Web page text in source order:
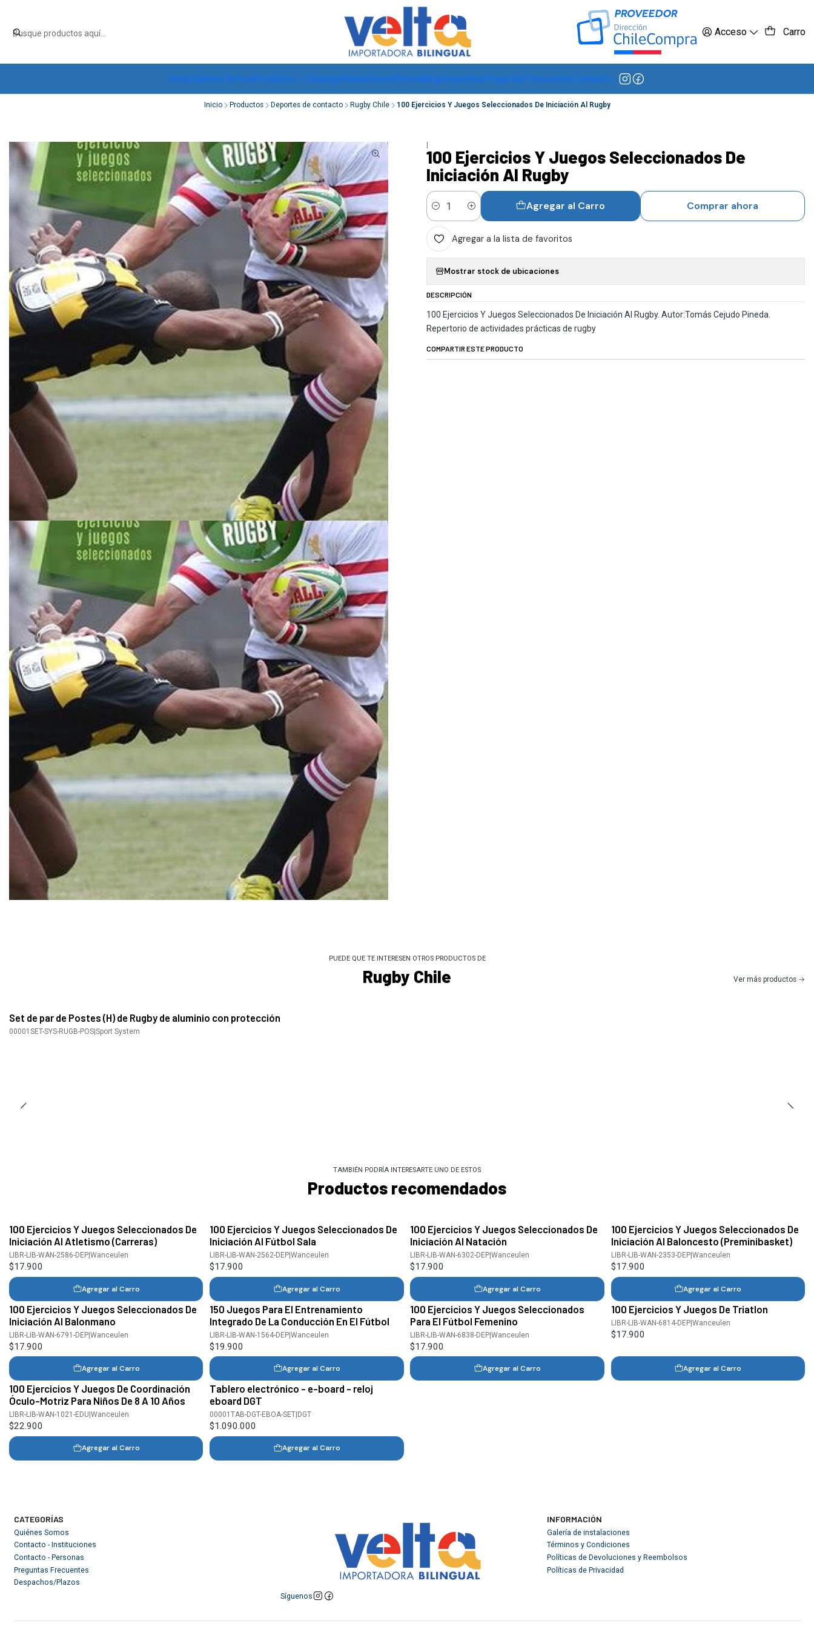
Acceso Carro
InicioQuiénes SomosProductos CatalogoInstalacionesPrensaBlogDespachosPreguntas FrecuentesContacto
Envíos a todo Chile, RM de 1 a 3 días hábiles, regiones -
Inicio Productos Deportes de contacto Rugby Chile 100 Ejercicios Y Juegos Seleccionados De Iniciación Al Rugby
|
100 Ejercicios Y Juegos Seleccionados De
Iniciación Al Rugby
Cantidad Agregar al Carro Comprar ahora
Agregar a la lista de favoritos
Mostrar stock de ubicaciones
DESCRIPCIÓN
100 Ejercicios Y Juegos Seleccionados De Iniciación Al Rugby. Autor:Tomás Cejudo Pineda.
Repertorio de actividades prácticas de rugby
COMPARTIR ESTE PRODUCTO
PUEDE QUE TE INTERESEN OTROS PRODUCTOS DE
Rugby Chile Ver más productos
Set de par de Postes (H) de Rugby de aluminio con protección
00001SET-SYS-RUGB-POS| Sport System
TAMBIÉN PODRÍA INTERESARTE UNO DE ESTOS
Productos recomendados
100 Ejercicios Y Juegos Seleccionados De
Iniciación Al Atletismo (Carreras)
LIBR-LIB-WAN-2586-DEP| Wanceulen
$17.900
Agregar al Carro
100 Ejercicios Y Juegos Seleccionados De
Iniciación Al Fútbol Sala
LIBR-LIB-WAN-2562-DEP| Wanceulen
$17.900
Agregar al Carro
100 Ejercicios Y Juegos Seleccionados De
Iniciación Al Natación
LIBR-LIB-WAN-6302-DEP |Wanceulen
$17.900
Agregar al Carro
100 Ejercicios Y Juegos Seleccionados De
Iniciación Al Baloncesto (Preminibasket)
LIBR-LIB-WAN-2353-DEP| Wanceulen
$17.900
Agregar al Carro
100 Ejercicios Y Juegos Seleccionados De
Iniciación Al Balonmano
LIBR-LIB-WAN-6791-DEP|Wanceulen
$17.900
Agregar al Carro
150 Juegos Para El Entrenamiento
Integrado De La Conducción En El Fútbol
LIBR-LIB-WAN-1564-DEP|Wanceulen
$19.900
Agregar al Carro
100 Ejercicios Y Juegos Seleccionados
Para El Fútbol Femenino
LIBR-LIB-WAN-6838-DEP|Wanceulen
$17.900
Agregar al Carro
100 Ejercicios Y Juegos De Triatlon
LIBR-LIB-WAN-6814-DEP|Wanceulen
$17.900
Agregar al Carro
100 Ejercicios Y Juegos De Coordinación
Óculo-Motriz Para Niños De 8 A 10 Años
LIBR-LIB-WAN-1021-EDU Wanceulen
$22.900
Agregar al Carro
Tablero electrónico - e-board - reloj
eboard DGT
00001TAB-DGT-EBOA-SET| DGT
$1.090.000
Agregar al Carro
CATEGORÍAS
Quiénes Somos
Contacto - Instituciones
Contacto - Personas
Preguntas Frecuentes
Despachos/Plazos
Síguenos
INFORMACIÓN
Galería de instalaciones
Términos y Condiciones
Políticas de Devoluciones y Reembolsos
Políticas de Privacidad